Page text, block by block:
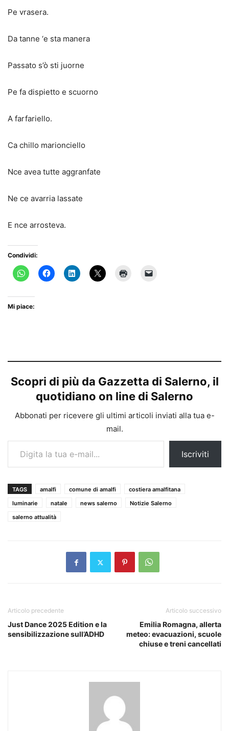
Pe vrasera.
Da tanne ‘e sta manera
Passato s’ò sti juorne
Pe fa dispietto e scuorno
A farfariello.
Ca chillo marionciello
Nce avea tutte aggranfate
Ne ce avarria lassate
E nce arrosteva.
Condividi:
Mi piace:
Scopri di più da Gazzetta di Salerno, il
quotidiano on line di Salerno
Abbonati per ricevere gli ultimi articoli inviati alla tua e-
mail.
Digita la tua e-mail...
Iscriviti
TAGS amalfi comune di amalfi
costiera amalfitana
luminarie
natale news salerno
Notizie Salerno
salerno attualità
Articolo precedente
Just Dance 2025 Edition e la
sensibilizzazione sull’ADHD
Articolo successivo
Emilia Romagna, allerta
meteo: evacuazioni, scuole
chiuse e treni cancellati